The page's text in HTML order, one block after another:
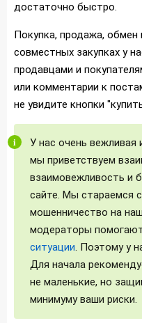
достаточно быстро.
Покупка, продажа, обмен
совместных закупках у
продавцами и
или комментарии к
не увидите кнопки
У нас очень
мы приветствуем
взаимовежливость и
сайте. Мы стараемся
мошенничество на
модераторы
ситуации. Поэтому у
Для начала
не маленькие, но
минимуму ваши риски.